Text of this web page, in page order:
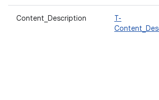
Content_Description
T-